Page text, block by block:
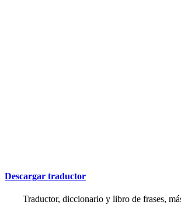
Descargar traductor
Traductor, diccionario y libro de frases,